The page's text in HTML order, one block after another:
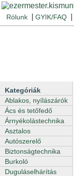
Rólunk GYIK/FAQ
Kategóriák
Ablakos, nyílászárók
Ács és tetőfedő
Árnyékolástechnika
Asztalos
Autószerelő
Biztonságtechnika
Burkoló
Duguláselhárítás